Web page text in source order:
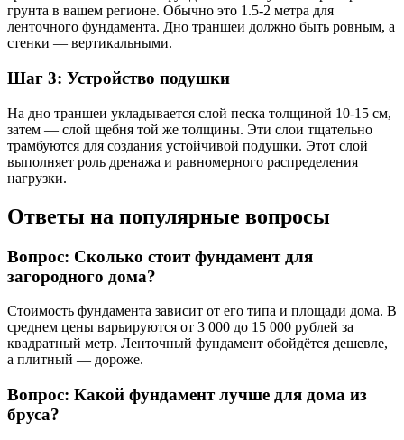
грунта в вашем регионе. Обычно это 1.5-2 метра для
ленточного фундамента. Дно траншеи должно быть ровным, а
стенки — вертикальными.
Шаг 3: Устройство подушки
На дно траншеи укладывается слой песка толщиной 10-15 см,
затем — слой щебня той же толщины. Эти слои тщательно
трамбуются для создания устойчивой подушки. Этот слой
выполняет роль дренажа и равномерного распределения
нагрузки.
Ответы на популярные вопросы
Вопрос: Сколько стоит фундамент для
загородного дома?
Стоимость фундамента зависит от его типа и площади дома. В
среднем цены варьируются от 3 000 до 15 000 рублей за
квадратный метр. Ленточный фундамент обойдётся дешевле,
а плитный — дороже.
Вопрос: Какой фундамент лучше для дома из
бруса?